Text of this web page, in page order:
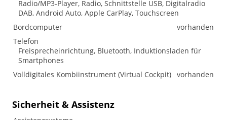
Radio/MP3-Player, Radio, Schnittstelle USB, Digitalradio
DAB, Android Auto, Apple CarPlay, Touchscreen
Bordcomputer
vorhanden
Telefon
Freisprecheinrichtung, Bluetooth, Induktionsladen für
Smartphones
Volldigitales Kombiinstrument (Virtual Cockpit) vorhanden
Sicherheit & Assistenz